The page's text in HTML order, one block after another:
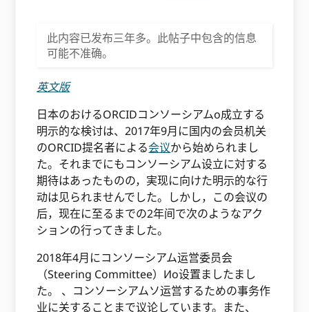
此内容已发布三年多。此帖子中包含的信息
可能不准确。
英文版
日本のおけるORCIDコンソーシアムo成立する
明示的な検讨は、2017年9月に国内の会员机关
のORCID提名者による会议から始められまし
た。それまでにもコンソーシアム设立に対する
期待はあったものの，実现に向けた明示的な行
动は见られませんでした。しかし，この会议の
后，现在に至るまでの2年间で次のようなアク
ションの行ってきました。
2018年4月にコンソーシアム运営委员会
（Steering Committee）Иo设置ましたまし
た。 、コンソーシアムソ运営するための事务作
业に关することまで议论しています。また、